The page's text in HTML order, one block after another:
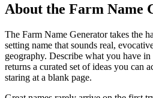
About the Farm Name
The Farm Name Generator takes the
setting name that sounds real,
geography. Describe what you have
returns a curated set of ideas you can
staring at a blank page.